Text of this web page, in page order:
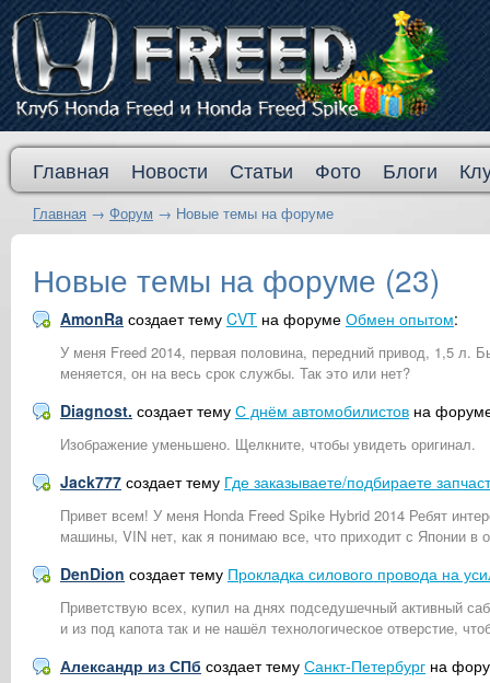
Главная Новости Статьи Фото Блоги
Главная → Форум → Новые темы на форуме
Новые темы на форуме (23)
AmonRa создает тему CVT на форуме Обмен опытом:
У меня Freed 2014, первая половина, передний привод, 1,5 л.
меняется, он на весь срок службы. Так это или нет?
Diagnost. создает тему С днём автомобилистов на
Изображение уменьшено. Щелкните, чтобы увидеть оригинал.
Jack777 создает тему Где заказываете/подбираете
Привет всем! У меня Honda Freed Spike Hybrid 2014 Ребят
машины, VIN нет, как я понимаю все, что приходит с Японии в
DenDion создает тему Прокладка силового провода на
Приветствую всех, купил на днях подседушечный активный
и из под капота так и не нашёл технологическое отверстие,
Александр из СПб создает тему Санкт-Петербург на